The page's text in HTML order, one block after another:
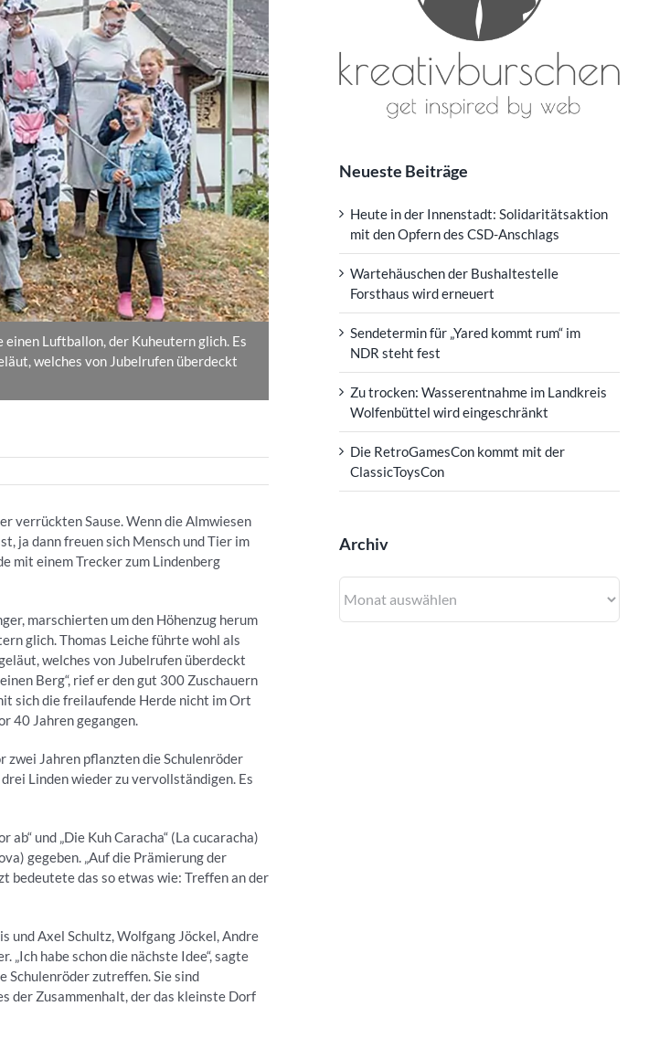
Luftballon, der Kuheutern glich. Es
welches von Jubelrufen überdeckt
verrückten Sause. Wenn die Almwiesen
ja dann freuen sich Mensch und Tier im
mit einem Trecker zum Lindenberg
marschierten um den Höhenzug herum
glich. Thomas Leiche führte wohl als
welches von Jubelrufen überdeckt
Berg“, rief er den gut 300 Zuschauern
sich die freilaufende Herde nicht im Ort
40 Jahren gegangen.
zwei Jahren pflanzten die Schulenröder
Linden wieder zu vervollständigen. Es
und „Die Kuh Caracha“ (La cucaracha)
gegeben. „Auf die Prämierung der
bedeutete das so etwas wie: Treffen an der
und Axel Schultz, Wolfgang Jöckel, Andre
habe schon die nächste Idee“, sagte
Schulenröder zutreffen. Sie sind
der Zusammenhalt, der das kleinste Dorf
Neueste Beiträge
Heute in der Innenstadt: Solidaritätsaktion
mit den Opfern des CSD-Anschlags
Wartehäuschen der Bushaltestelle
Forsthaus wird erneuert
Sendetermin für „Yared kommt rum“ im
NDR steht fest
Zu trocken: Wasserentnahme im Landkreis
Wolfenbüttel wird eingeschränkt
Die RetroGamesCon kommt mit der
ClassicToysCon
Archiv